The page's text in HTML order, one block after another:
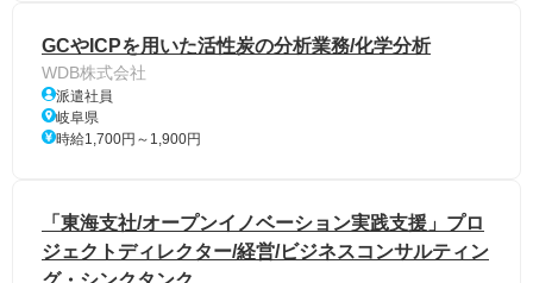
GCやICPを用いた活性炭の分析業務/化学分析
WDB株式会社
派遣社員
岐阜県
時給1,700円～1,900円
「東海支社/オープンイノベーション実践支援」プロ
ジェクトディレクター/経営/ビジネスコンサルティン